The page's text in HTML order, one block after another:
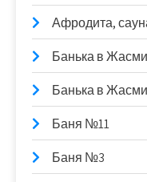
Афродита,
Банька в
Банька в
Баня №11
Баня №3